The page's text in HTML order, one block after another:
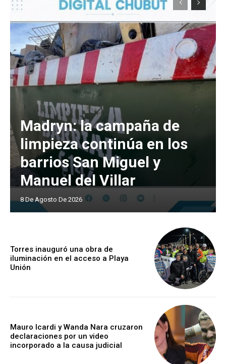
Madryn: la campaña de
limpieza continúa en los
barrios San Miguel y
Manuel del Villar
8 De Agosto De 2026
Torres inauguró una obra de
iluminación en el acceso a Playa
Unión
Mauro Icardi y Wanda Nara cruzaron
declaraciones por un video
incorporado a la causa judicial